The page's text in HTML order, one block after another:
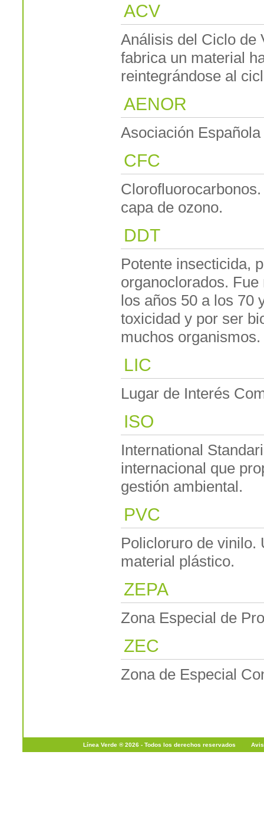
ACV
Análisis del Ciclo de
fabrica un material
reintegrándose al
AENOR
Asociación
CFC
capa de ozono.
DDT
Potente insecticida,
organoclorados.
los años 50 a los 70
toxicidad y por ser
muchos organismos.
LIC
Lugar de Interés
ISO
International
internacional que
gestión ambiental.
PVC
Policloruro de vinilo.
material plástico.
ZEPA
Zona Especial de
ZEC
Zona de Especial
Línea Verde ® 2026 - Todos los derechos reservados